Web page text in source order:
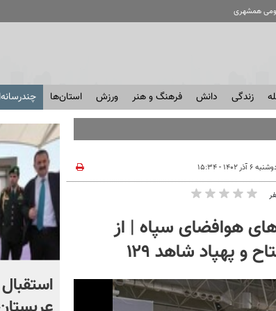
همشهری
زندگی دانش فرهنگ و هنر ورزش استان‌ها
۶ آذر ۱۴۰۲ - ۱۵:۳۴
هوافضای سپاه | از
پهپاد شاهد ۱۲۹
«اقتصاد را فدای انتقام نکنید»